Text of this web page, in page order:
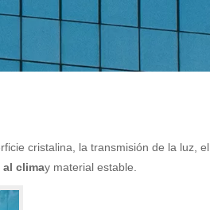
cristalina, la transmisión de la luz, el
al climay material estable.